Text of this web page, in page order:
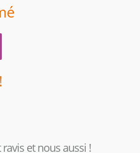
et nous aussi !